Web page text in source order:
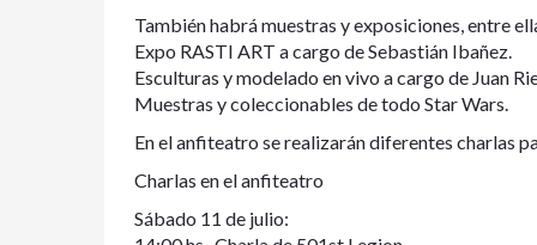
También habrá muestras y exposiciones, entre
Expo RASTI ART a cargo de Sebastián Ibañez.
Esculturas y modelado en vivo a cargo de Juan
Muestras y coleccionables de todo Star Wars.
En el anfiteatro se realizarán diferentes charlas
Charlas en el anfiteatro
Sábado 11 de julio: